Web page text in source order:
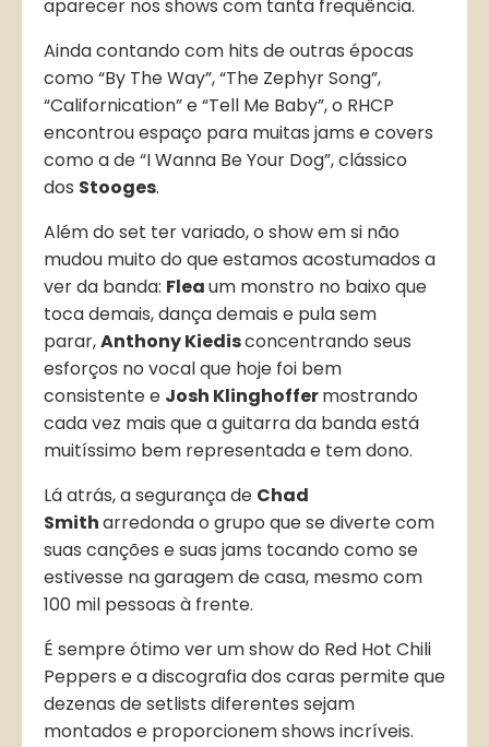
aparecer nos shows com tanta frequência.
Ainda contando com hits de outras épocas
como “By The Way”, “The Zephyr Song”,
“Californication” e “Tell Me Baby”, o RHCP
encontrou espaço para muitas jams e covers
como a de “I Wanna Be Your Dog”, clássico
dos Stooges.
Além do set ter variado, o show em si não
mudou muito do que estamos acostumados a
ver da banda: Fleaum monstro no baixo que
toca demais, dança demais e pula sem
parar,Anthony Kiedisconcentrando seus
esforços no vocal que hoje foi bem
consistente e Josh Klinghoffermostrando
cada vez mais que a guitarra da banda está
muitíssimo bem representada e tem dono.
Lá atrás, a segurança de Chad
Smitharredonda o grupo que se diverte com
suas canções e suas jams tocando como se
estivesse na garagem de casa, mesmo com
100 mil pessoas à frente.
É sempre ótimo ver um show do Red Hot Chili
Peppers e a discografia dos caras permite que
dezenas de setlists diferentes sejam
montados e proporcionem shows incríveis.